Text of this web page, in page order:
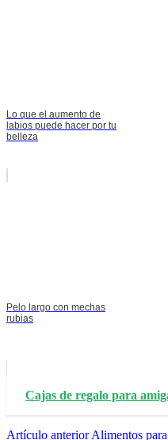
Lo que el aumento de
labios puede hacer por tu
belleza
Pelo largo con mechas
rubias
Cajas de regalo para
Artículo anteriorAlimentos